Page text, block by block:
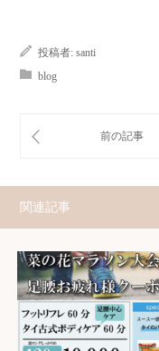
投稿者: santi
blog
関連記事